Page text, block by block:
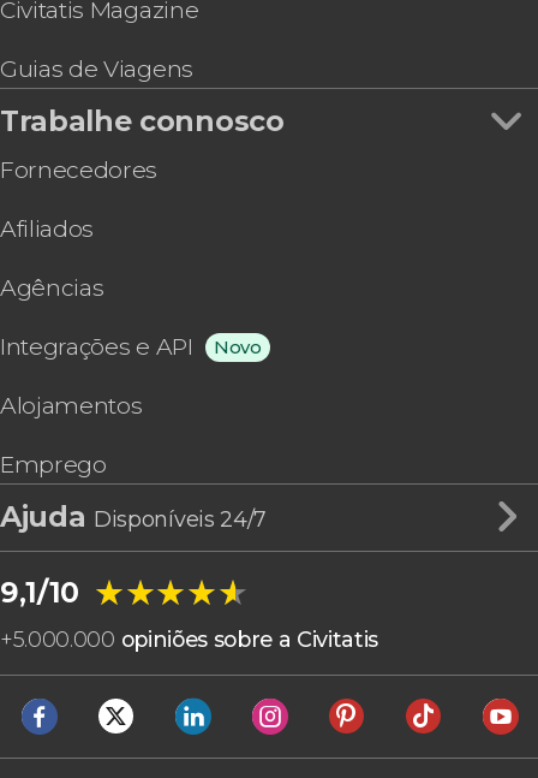
Civitatis Magazine
Guias de Viagens
Trabalhe connosco
Fornecedores
Afiliados
Agências
Integrações e API Novo
Alojamentos
Emprego
Ajuda Disponíveis 24/7
9,1/10 ★★★★★
★★★★★
+5.000.000 opiniões sobre a Civitatis